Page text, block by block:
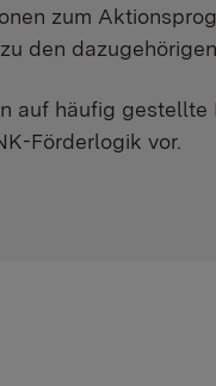
zum
den
auf häufig gestellte
Förderlogik vor.